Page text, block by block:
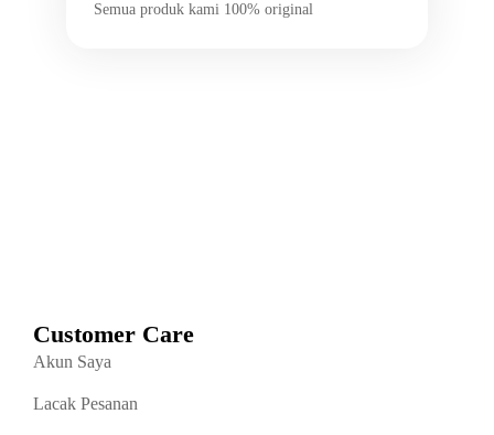
Semua produk kami 100% original
Customer Care
Akun Saya
Lacak Pesanan